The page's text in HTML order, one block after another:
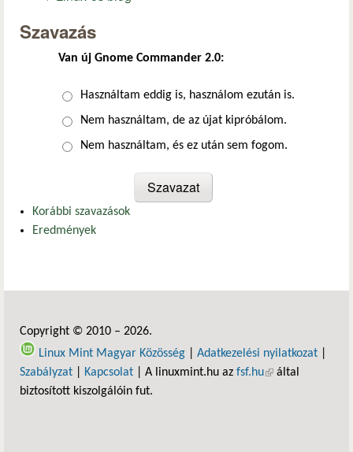
Szavazás
Van új Gnome Commander 2.0:
Választások
Használtam eddig is, használom ezután is.
Nem használtam, de az újat kipróbálom.
Nem használtam, és ez után sem fogom.
Korábbi szavazások
Eredmények
Copyright © 2010 – 2026.
Linux Mint Magyar Közösség
Adatkezelési nyilatkozat
Szabályzat
Kapcsolat | A linuxmint.hu az fsf.hu(külső hivatkozás)
által
biztosított kiszolgálóin fut.